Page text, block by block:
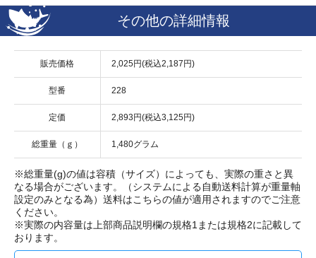
その他の詳細情報
販売価格 2,025円(税込2,187円)
型番 228
定価 2,893円(税込3,125円)
総重量（ｇ） 1,480グラム
※総重量(g)の値は容積（サイズ）によっても、実際の重さと異
なる場合がございます。（システムによる自動送料計算が重量軸
設定のみとなる為）送料はこちらの値が適用されますのでご注意
ください。
※実際の内容量は上部商品説明欄の規格1または規格2に記載して
おります。